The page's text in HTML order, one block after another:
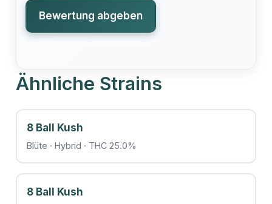
Bewertung abgeben
Ähnliche Strains
8 Ball Kush
Blüte · Hybrid · THC 25.0%
8 Ball Kush